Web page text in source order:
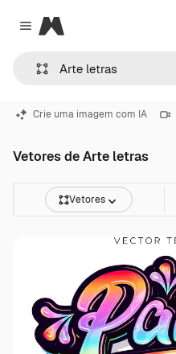
Close menu
Magnific
Crie uma imagem com IA
Vetores de Arte letras
Vetores